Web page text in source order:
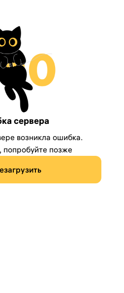
сервера
возникла ошибка.
попробуйте позже